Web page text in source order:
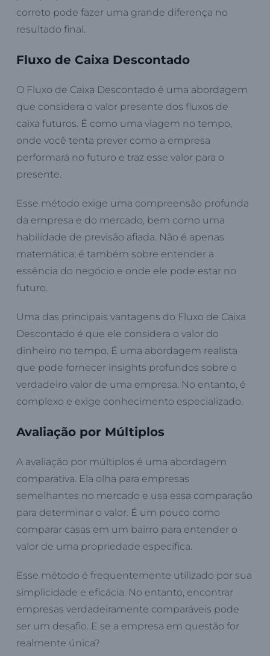
correto pode fazer uma grande diferença no
resultado final.
Fluxo de Caixa Descontado
O Fluxo de Caixa Descontado é uma abordagem
que considera o valor presente dos fluxos de
caixa futuros. É como uma viagem no tempo,
onde você tenta prever como a empresa
performará no futuro e traz esse valor para o
presente.
Esse método exige uma compreensão profunda
da empresa e do mercado, bem como uma
habilidade de previsão afiada. Não é apenas
matemática; é também sobre entender a
essência do negócio e onde ele pode estar no
futuro.
Uma das principais vantagens do Fluxo de Caixa
Descontado é que ele considera o valor do
dinheiro no tempo. É uma abordagem realista
que pode fornecer insights profundos sobre o
verdadeiro valor de uma empresa. No entanto, é
complexo e exige conhecimento especializado.
Avaliação por Múltiplos
A avaliação por múltiplos é uma abordagem
comparativa. Ela olha para empresas
semelhantes no mercado e usa essa comparação
para determinar o valor. É um pouco como
comparar casas em um bairro para entender o
valor de uma propriedade específica.
Esse método é frequentemente utilizado por sua
simplicidade e eficácia. No entanto, encontrar
empresas verdadeiramente comparáveis pode
ser um desafio. E se a empresa em questão for
realmente única?